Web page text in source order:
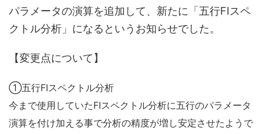
パラメータの演算を追加して、新たに「五行FIスペ
クトル分析」になるというお知らせでした。
【変更点について】
①五行FIスペクトル分析
今まで使用していたFIスペクトル分析に五行のパラメータ
演算を付け加える事で分析の精度が増し安定させたようで